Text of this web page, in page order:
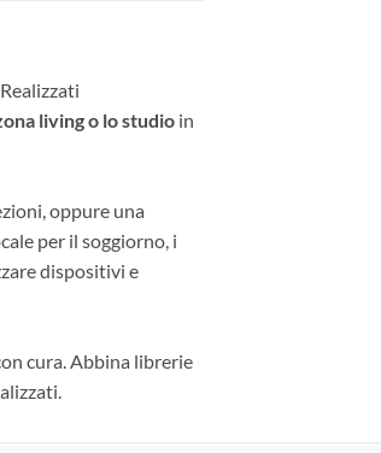
living o lo studio in
oppure una
per il soggiorno, i
dispositivi e
cura. Abbina librerie